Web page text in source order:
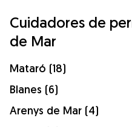
Cuidadores de
de Mar
Mataró (18)
Blanes (6)
Arenys de Mar (4)